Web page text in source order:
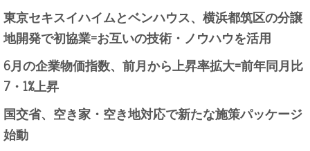
東京セキスイハイムとベンハウス、横浜都筑区の分譲
地開発で初協業=お互いの技術・ノウハウを活用
6月の企業物価指数、前月から上昇率拡大=前年同月比
7・1%上昇
国交省、空き家・空き地対応で新たな施策パッケージ
始動